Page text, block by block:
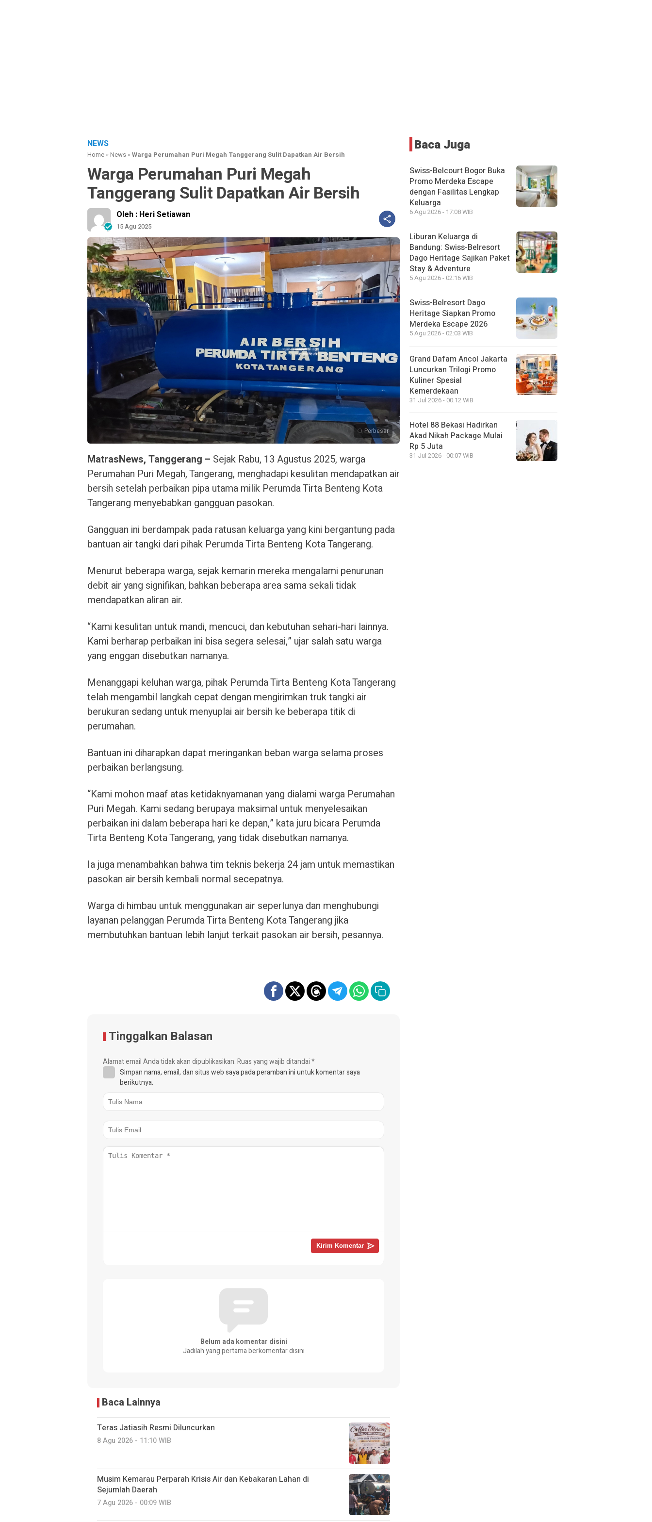
NEWS
Home »News »Warga Perumahan Puri Megah Tanggerang Sulit Dapatkan Air Bersih
Warga Perumahan Puri Megah
Tanggerang Sulit Dapatkan Air Bersih
Oleh : Heri Setiawan
15 Agu 2025
Perbesar
MatrasNews, Tanggerang – Sejak Rabu, 13 Agustus 2025, warga
Perumahan Puri Megah, Tangerang, menghadapi kesulitan mendapatkan air
bersih setelah perbaikan pipa utama milik Perumda Tirta Benteng Kota
Tangerang menyebabkan gangguan pasokan.
Gangguan ini berdampak pada ratusan keluarga yang kini bergantung pada
bantuan air tangki dari pihak Perumda Tirta Benteng Kota Tangerang.
Menurut beberapa warga, sejak kemarin mereka mengalami penurunan
debit air yang signifikan, bahkan beberapa area sama sekali tidak
mendapatkan aliran air.
“Kami kesulitan untuk mandi, mencuci, dan kebutuhan sehari-hari lainnya.
Kami berharap perbaikan ini bisa segera selesai,” ujar salah satu warga
yang enggan disebutkan namanya.
Menanggapi keluhan warga, pihak Perumda Tirta Benteng Kota Tangerang
telah mengambil langkah cepat dengan mengirimkan truk tangki air
berukuran sedang untuk menyuplai air bersih ke beberapa titik di
perumahan.
Bantuan ini diharapkan dapat meringankan beban warga selama proses
perbaikan berlangsung.
“Kami mohon maaf atas ketidaknyamanan yang dialami warga Perumahan
Puri Megah. Kami sedang berupaya maksimal untuk menyelesaikan
perbaikan ini dalam beberapa hari ke depan,” kata juru bicara Perumda
Tirta Benteng Kota Tangerang, yang tidak disebutkan namanya.
Ia juga menambahkan bahwa tim teknis bekerja 24 jam untuk memastikan
pasokan air bersih kembali normal secepatnya.
Warga di himbau untuk menggunakan air seperlunya dan menghubungi
layanan pelanggan Perumda Tirta Benteng Kota Tangerang jika
membutuhkan bantuan lebih lanjut terkait pasokan air bersih, pesannya.
Tinggalkan Balasan
Alamat email Anda tidak akan dipublikasikan.Ruas yang wajib ditandai*
Simpan nama, email, dan situs web saya pada peramban ini untuk komentar saya
berikutnya.
Belum ada komentar disini
Jadilah yang pertama berkomentar disini
Baca Lainnya
Teras Jatiasih Resmi Diluncurkan
8 Agu 2026 - 11:10 WIB
Musim Kemarau Perparah Krisis Air dan Kebakaran Lahan di
Sejumlah Daerah
7 Agu 2026 - 00:09 WIB
Baca Juga
Swiss-Belcourt Bogor Buka
Promo Merdeka Escape
dengan Fasilitas Lengkap
Keluarga
6 Agu 2026 - 17:08 WIB
Liburan Keluarga di
Bandung: Swiss-Belresort
Dago Heritage Sajikan Paket
Stay & Adventure
5 Agu 2026 - 02:16 WIB
Swiss-Belresort Dago
Heritage Siapkan Promo
Merdeka Escape 2026
5 Agu 2026 - 02:03 WIB
Grand Dafam Ancol Jakarta
Luncurkan Trilogi Promo
Kuliner Spesial
Kemerdekaan
31 Jul 2026 - 00:12 WIB
Hotel 88 Bekasi Hadirkan
Akad Nikah Package Mulai
Rp 5 Juta
31 Jul 2026 - 00:07 WIB